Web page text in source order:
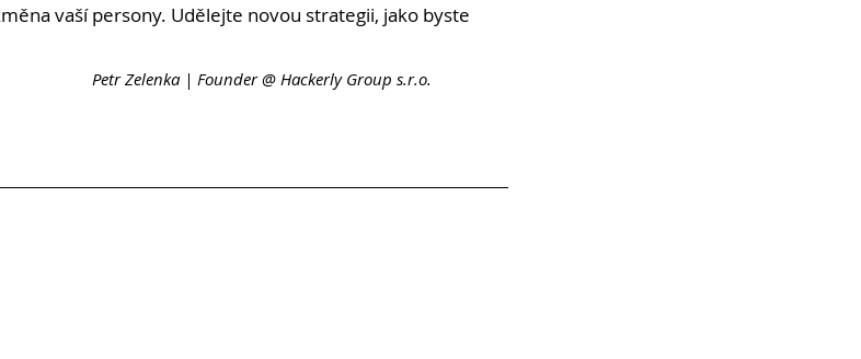
vaší persony. Udělejte novou strategii, jako byste